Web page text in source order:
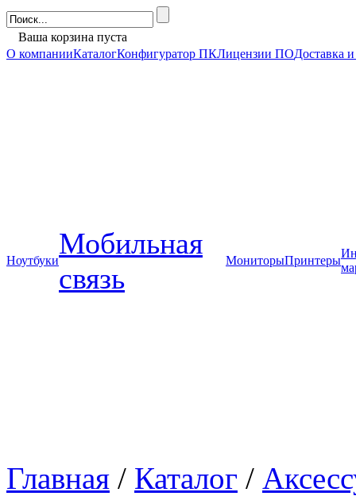
Ваша корзина пуста
О компанииКаталогКонфигуратор ПКЛицензии ПОДоставка
Ноутбуки
Мобильная
связь
МониторыПринтеры
Главная / Каталог /